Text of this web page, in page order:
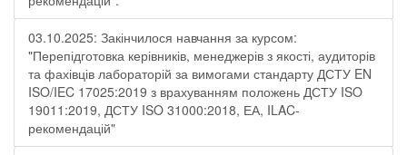
03.10.2025: Закінчилося навчання за курсом:
"Перепідготовка керівників, менеджерів з якості, аудиторів
та фахівців лабораторій за вимогами стандарту ДСТУ EN
ISO/IEC 17025:2019 з врахуванням положень ДСТУ ISO
19011:2019, ДСТУ ISO 31000:2018, ЕА, ILAC-
рекомендацій"